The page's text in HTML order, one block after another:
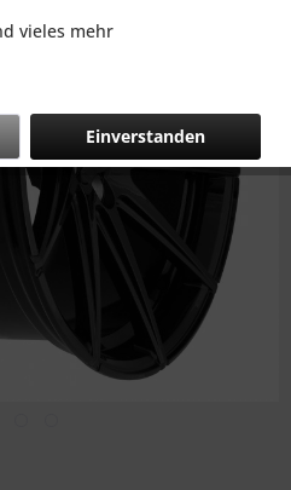
vieles mehr
Einverstanden